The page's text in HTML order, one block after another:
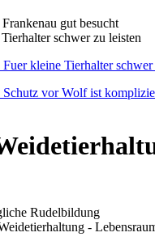
gut besucht
schwer zu leisten
kleine Tierhalter
vor Wolf ist
Rudelbildung
-